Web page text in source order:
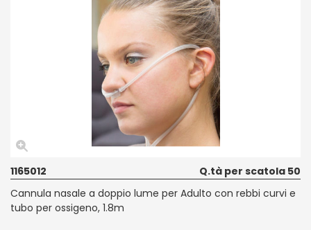
1165012
Q.tà per scatola 50
Cannula nasale a doppio lume per Adulto con rebbi curvi e
tubo per ossigeno, 1.8m